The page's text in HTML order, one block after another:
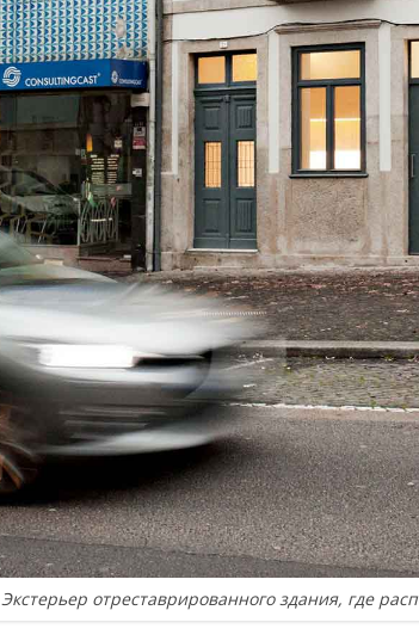
Экстерьер отреставрированного здания, где